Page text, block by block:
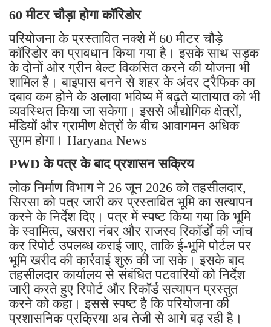
60 मीटर चौड़ा होगा कॉरिडोर
परियोजना के प्रस्तावित नक्शे में 60 मीटर चौड़े
कॉरिडोर का प्रावधान किया गया है। इसके साथ सड़क
के दोनों ओर ग्रीन बेल्ट विकसित करने की योजना भी
शामिल है। बाइपास बनने से शहर के अंदर ट्रैफिक का
दबाव कम होने के अलावा भविष्य में बढ़ते यातायात को भी
व्यवस्थित किया जा सकेगा। इससे औद्योगिक क्षेत्रों,
मंडियों और ग्रामीण क्षेत्रों के बीच आवागमन अधिक
सुगम होगा। Haryana News
PWD के पत्र के बाद प्रशासन सक्रिय
लोक निर्माण विभाग ने 26 जून 2026 को तहसीलदार,
सिरसा को पत्र जारी कर प्रस्तावित भूमि का सत्यापन
करने के निर्देश दिए। पत्र में स्पष्ट किया गया कि भूमि
के स्वामित्व, खसरा नंबर और राजस्व रिकॉर्डों की जांच
कर रिपोर्ट उपलब्ध कराई जाए, ताकि ई-भूमि पोर्टल पर
भूमि खरीद की कार्रवाई शुरू की जा सके। इसके बाद
तहसीलदार कार्यालय से संबंधित पटवारियों को निर्देश
जारी करते हुए रिपोर्ट और रिकॉर्ड सत्यापन प्रस्तुत
करने को कहा। इससे स्पष्ट है कि परियोजना की
प्रशासनिक प्रक्रिया अब तेजी से आगे बढ़ रही है।